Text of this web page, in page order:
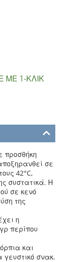
ΜΕ 1-ΚΛΙΚ
προσθήκη
σε
42°C,
συστατικά. Η
σε κενό
της
η
περίπου
και
σνακ.